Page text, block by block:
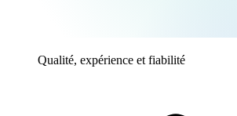
Qualité, expérience et fiabilité